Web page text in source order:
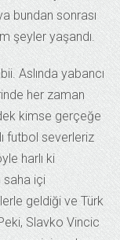
bundan sonrası
şeyler yaşandı.
Aslında yabancı
her zaman
kimse gerçeğe
futbol severleriz
harlı ki
saha içi
geldiği ve Türk
Slavko Vincic